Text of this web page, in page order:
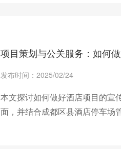
项目策划与公关服务：如何
发布时间：2025/02/24
本文探讨如何做好酒店项目的宣
面，并结合成都区县酒店停车场